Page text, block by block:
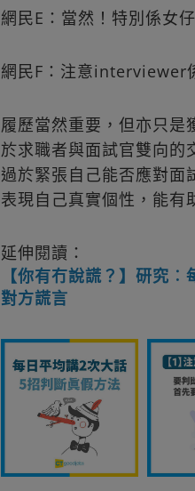
網民E：當然！特別係女
網民F：注意interviewer
履歷當然重要，但亦只是
於求職者與面試官雙向的
過於緊張自己能否應對面
表現自己真實個性，能有
延伸閱讀：
【你有冇說謊？】研究
對方謊言